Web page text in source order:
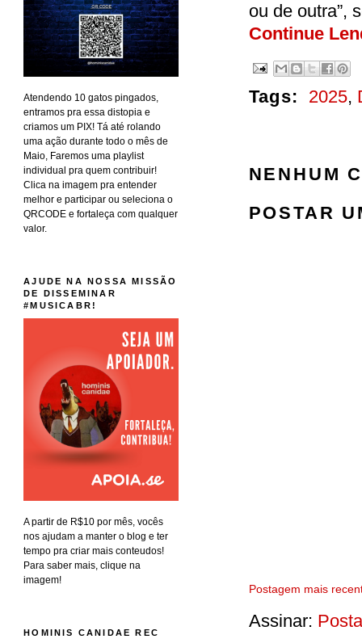
ou de outra”,
Continue
Tags: 2025,
NENHUM
POSTAR
Postagem mais
Assinar:
Atendendo 10 gatos pingados,
entramos pra essa distopia e
criamos um PIX! Tá até rolando
uma ação durante todo o mês de
Maio, Faremos uma playlist
individual pra quem contribuir!
Clica na imagem pra entender
melhor e participar ou seleciona o
QRCODE e fortaleça com qualquer
valor.
AJUDE NA NOSSA MISSÃO
DE DISSEMINAR
#MUSICABR!
A partir de R$10 por mês, vocês
nos ajudam a manter o blog e ter
tempo pra criar mais conteudos!
Para saber mais, clique na
imagem!
HOMINIS CANIDAE REC